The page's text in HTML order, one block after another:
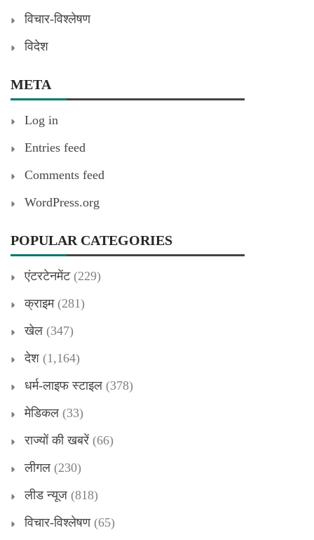
विचार-विश्लेषण
विदेश
META
Log in
Entries feed
Comments feed
WordPress.org
POPULAR CATEGORIES
एंटरटेनमेंट(229)
क्राइम(281)
खेल (347)
देश (1,164)
धर्म-लाइफ स्टाइल (378)
मेडिकल (33)
राज्यों की खबरें (66)
लीगल (230)
लीड न्यूज (818)
विचार-विश्लेषण(65)